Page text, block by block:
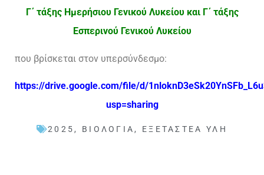
Γ΄ τάξης Ημερήσιου Γενικού Λυκείου και Γ΄ τάξης
Εσπερινού Γενικού Λυκείου
που βρίσκεται στον υπερσύνδεσμο:
https://drive.google.com/file/d/
usp=sharing
2025 , ΒΙΟΛΟΓΊΑ , ΕΞΕΤΑΣΤΈΑ ΎΛΗ